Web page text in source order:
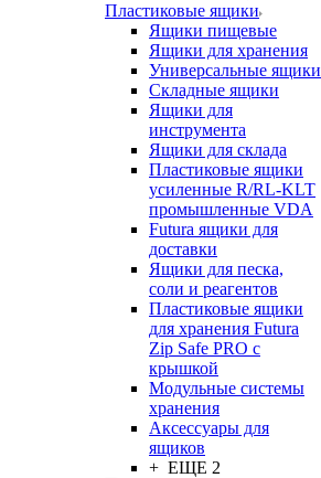
Пластиковые ящики
Ящики пищевые
Ящики для хранения
Универсальные ящики
Складные ящики
Ящики для
инструмента
Ящики для склада
Пластиковые ящики
усиленные R/RL-KLT
промышленные VDA
Futura ящики для
доставки
Ящики для песка,
соли и реагентов
Пластиковые ящики
для хранения Futura
Zip Safe PRO с
крышкой
Модульные системы
хранения
Аксессуары для
ящиков
+ ЕЩЕ 2